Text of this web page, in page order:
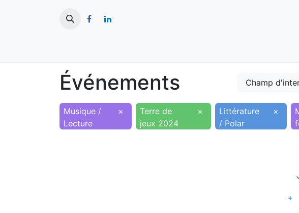
Événements Champ
Musique /
Lecture
×
Terre de
jeux 2024
×
Littérature
/ Polar
×